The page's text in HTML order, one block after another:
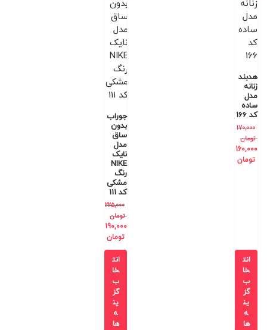
هدبند
زنانه
مدل
ساده
کد 166
170,000
تومان
160,000
تومان
انت
خا
ب
گز
ین
ه
ها
جوراب
بدون
ساق
مدل
نایک
NIKE
رنگ
مشکی
کد 111
225,000
تومان
190,000
تومان
انت
خا
ب
گز
ین
ه
ها